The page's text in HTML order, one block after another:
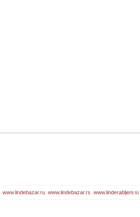
www.lindebazar.ru www.lindebazar.rs www.linderabljeni.si